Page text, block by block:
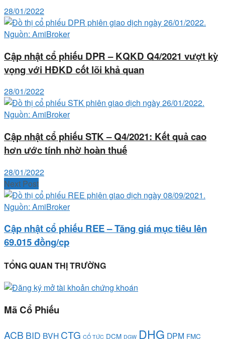
28/01/2022
Cập nhật cổ phiếu DPR – KQKD Q4/2021 vượt kỳ
vọng với HĐKD cốt lõi khả quan
28/01/2022
Cập nhật cổ phiếu STK – Q4/2021: Kết quả cao
hơn ước tính nhờ hoàn thuế
28/01/2022
Next Post
Cập nhật cổ phiếu REE – Tăng giá mục tiêu lên
69.015 đồng/cp
TỔNG QUAN THỊ TRƯỜNG
Mã Cổ Phiếu
ACB BID BVH CTG CỔ TỨC DCM DGW DHG DPM FMC